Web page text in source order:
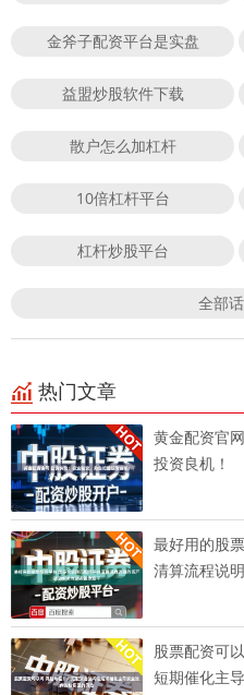
金斧子配资平台是实盘
益盟炒股软件下载
散户怎么加杠杆
10倍杠杆平台
杠杆炒股平台
全部
热门文章
黄金配资官
投资良机！
最好用的股
清算流程说
股票配资可
短期催化主